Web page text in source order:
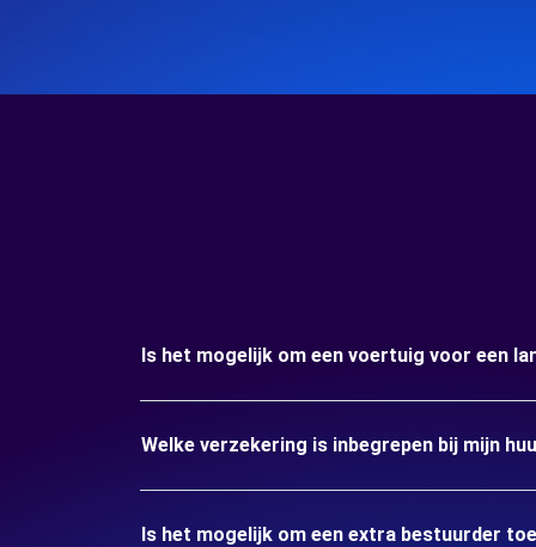
Is het mogelijk om een voertuig voor een
Welke verzekering is inbegrepen bij mijn
Is het mogelijk om een extra bestuurder